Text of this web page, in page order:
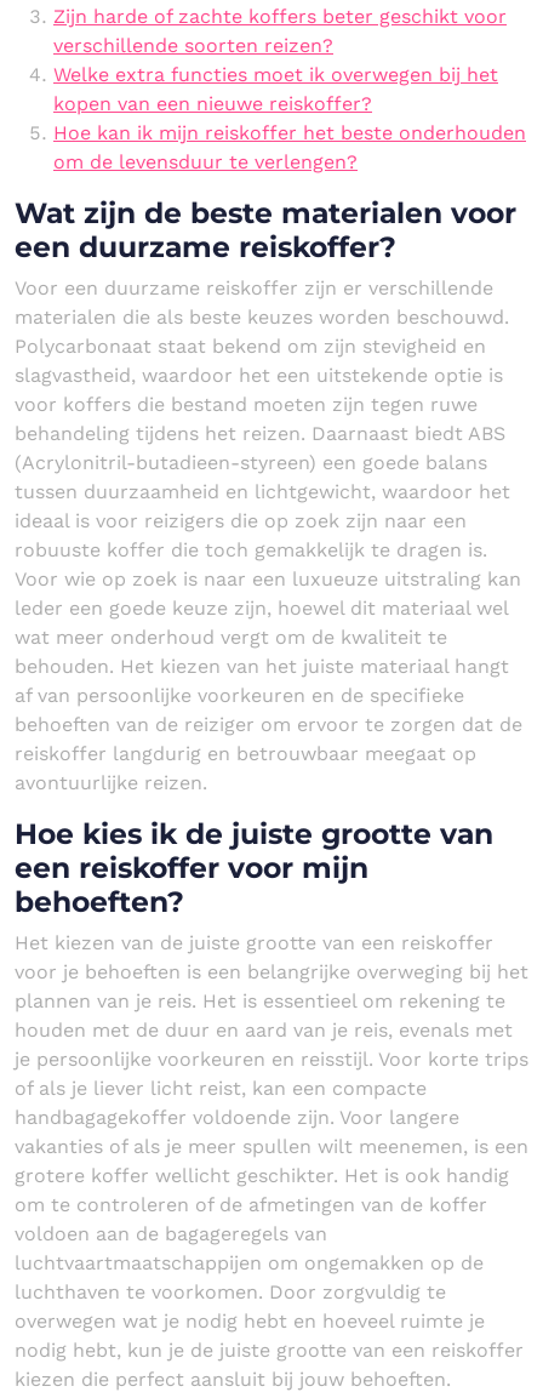
Zijn harde of zachte koffers beter geschikt voor
verschillende soorten reizen?
Welke extra functies moet ik overwegen bij het
kopen van een nieuwe reiskoffer?
Hoe kan ik mijn reiskoffer het beste onderhouden
om de levensduur te verlengen?
Wat zijn de beste materialen voor
een duurzame reiskoffer?
Voor een duurzame reiskoffer zijn er verschillende
materialen die als beste keuzes worden beschouwd.
Polycarbonaat staat bekend om zijn stevigheid en
slagvastheid, waardoor het een uitstekende optie is
voor koffers die bestand moeten zijn tegen ruwe
behandeling tijdens het reizen. Daarnaast biedt ABS
(Acrylonitril-butadieen-styreen) een goede balans
tussen duurzaamheid en lichtgewicht, waardoor het
ideaal is voor reizigers die op zoek zijn naar een
robuuste koffer die toch gemakkelijk te dragen is.
Voor wie op zoek is naar een luxueuze uitstraling kan
leder een goede keuze zijn, hoewel dit materiaal wel
wat meer onderhoud vergt om de kwaliteit te
behouden. Het kiezen van het juiste materiaal hangt
af van persoonlijke voorkeuren en de specifieke
behoeften van de reiziger om ervoor te zorgen dat de
reiskoffer langdurig en betrouwbaar meegaat op
avontuurlijke reizen.
Hoe kies ik de juiste grootte van
een reiskoffer voor mijn
behoeften?
Het kiezen van de juiste grootte van een reiskoffer
voor je behoeften is een belangrijke overweging bij het
plannen van je reis. Het is essentieel om rekening te
houden met de duur en aard van je reis, evenals met
je persoonlijke voorkeuren en reisstijl. Voor korte trips
of als je liever licht reist, kan een compacte
handbagagekoffer voldoende zijn. Voor langere
vakanties of als je meer spullen wilt meenemen, is een
grotere koffer wellicht geschikter. Het is ook handig
om te controleren of de afmetingen van de koffer
voldoen aan de bagageregels van
luchtvaartmaatschappijen om ongemakken op de
luchthaven te voorkomen. Door zorgvuldig te
overwegen wat je nodig hebt en hoeveel ruimte je
nodig hebt, kun je de juiste grootte van een reiskoffer
kiezen die perfect aansluit bij jouw behoeften.